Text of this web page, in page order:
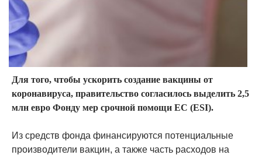
Для того, чтобы ускорить создание вакцины от
коронавируса, правительство согласилось выделить 2,5
млн евро Фонду мер срочной помощи ЕС (ESI).
Из средств фонда финансируются потенциальные
производители вакцин, а также часть расходов на